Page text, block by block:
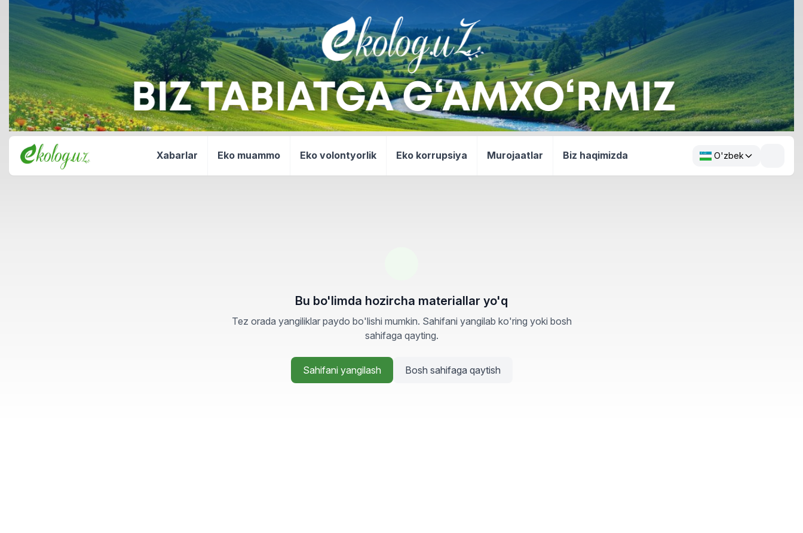
Xabarlar Eko muammo Eko volontyorlik Eko korrupsiya Murojaatlar Biz haqimizda O'zbek
Bu bo'limda hozircha materiallar yo'q
Tez orada yangiliklar paydo bo'lishi mumkin. Sahifani yangilab ko'ring yoki bosh
sahifaga qayting.
Sahifani yangilash Bosh sahifaga qaytish